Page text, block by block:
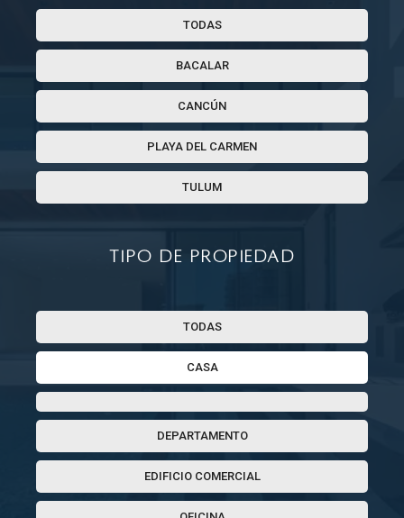
TODAS
BACALAR
CANCÚN
PLAYA DEL CARMEN
TULUM
Tipo de propiedad
TODAS
CASA
DEPARTAMENTO
EDIFICIO COMERCIAL